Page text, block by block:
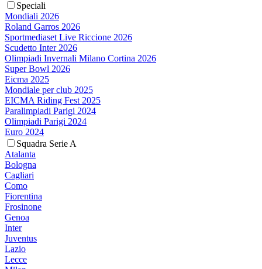
Speciali
Mondiali 2026
Roland Garros 2026
Sportmediaset Live Riccione 2026
Scudetto Inter 2026
Olimpiadi Invernali Milano Cortina 2026
Super Bowl 2026
Eicma 2025
Mondiale per club 2025
EICMA Riding Fest 2025
Paralimpiadi Parigi 2024
Olimpiadi Parigi 2024
Euro 2024
Squadra Serie A
Atalanta
Bologna
Cagliari
Como
Fiorentina
Frosinone
Genoa
Inter
Juventus
Lazio
Lecce